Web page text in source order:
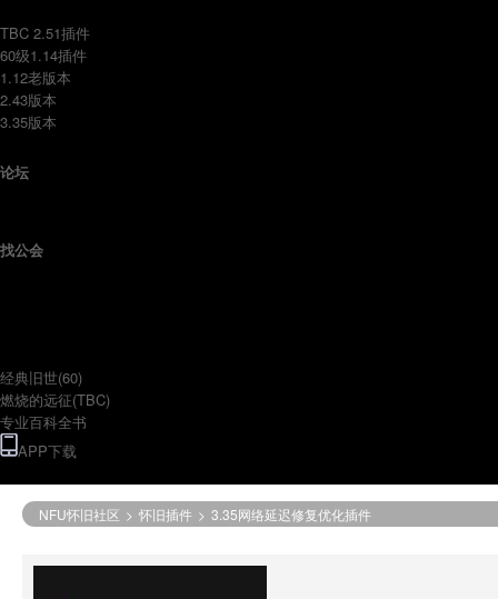
TBC 2.51插件
60级1.14插件
1.12老版本
2.43版本
3.35版本
论坛
找公会
经典旧世(60)
燃烧的远征(TBC)
专业百科全书
APP下载
NFU怀旧社区 > 怀旧插件 > 3.35网络延迟修复优化插件